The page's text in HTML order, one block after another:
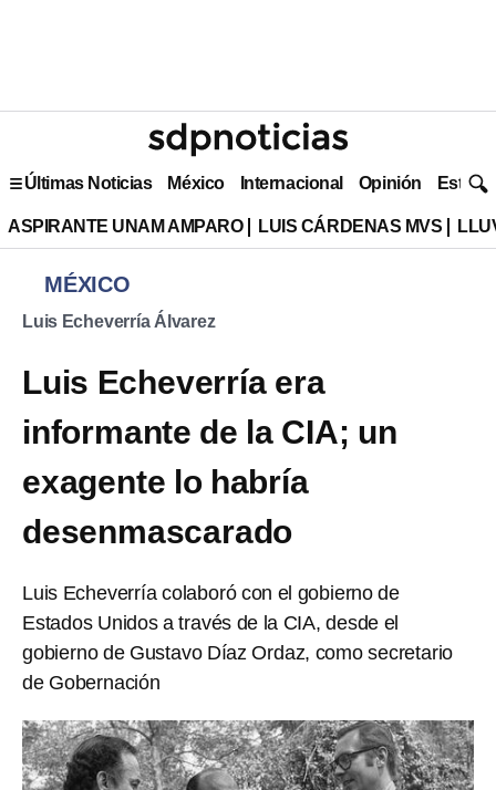
Últimas Noticias México Internacional Opinión Estilo
ASPIRANTE UNAM AMPARO LUIS CÁRDENAS MVS
MÉXICO
Luis Echeverría Álvarez
Luis Echeverría era
informante de la CIA; un
exagente lo habría
desenmascarado
Luis Echeverría colaboró con el gobierno de
Estados Unidos a través de la CIA, desde el
gobierno de Gustavo Díaz Ordaz, como secretario
de Gobernación